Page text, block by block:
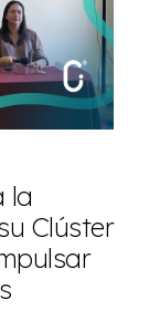
la
Clúster